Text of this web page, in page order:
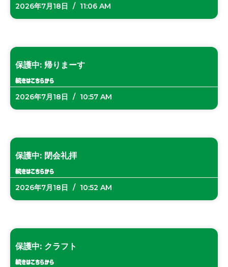
2026年7月18日 11:06 AM
保護中: 帰りまーす
続きはこちらから
2026年7月18日 10:57 AM
保護中: 閉会礼拝
続きはこちらから
2026年7月18日 10:52 AM
保護中: クラフト
続きはこちらから